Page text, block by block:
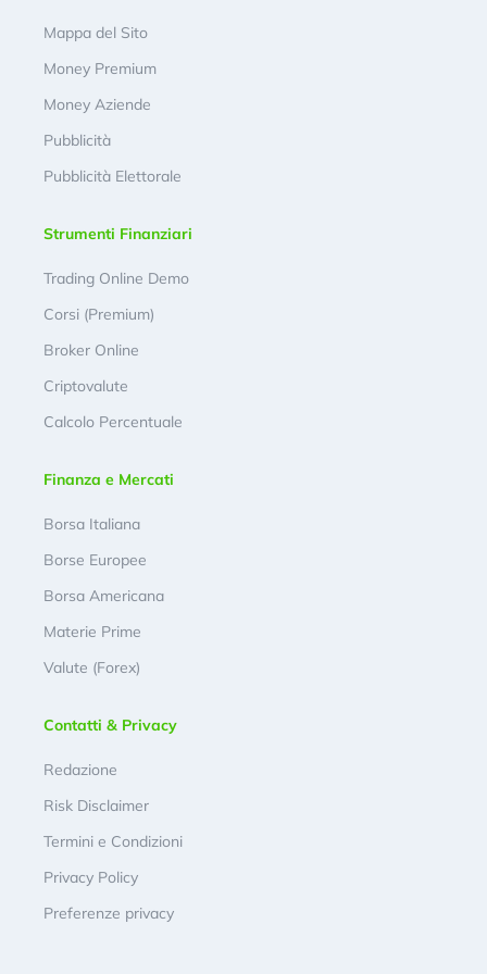
Mappa del Sito
Money Premium
Money Aziende
Pubblicità
Pubblicità Elettorale
Strumenti Finanziari
Trading Online Demo
Corsi (Premium)
Broker Online
Criptovalute
Calcolo Percentuale
Finanza e Mercati
Borsa Italiana
Borse Europee
Borsa Americana
Materie Prime
Valute (Forex)
Contatti & Privacy
Redazione
Risk Disclaimer
Termini e Condizioni
Privacy Policy
Preferenze privacy